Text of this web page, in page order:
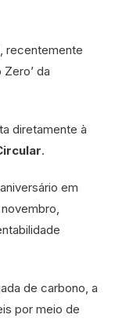
, recentemente
da
diretamente à
.
em
de carbono, a
por meio de